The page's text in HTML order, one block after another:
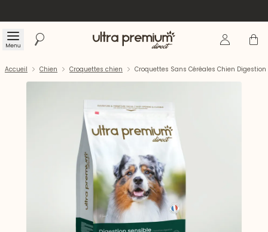
Menu Rechercher Accueil Se Panier
Accueil Chien Croquettes chien Croquettes Sans Céréales Chien